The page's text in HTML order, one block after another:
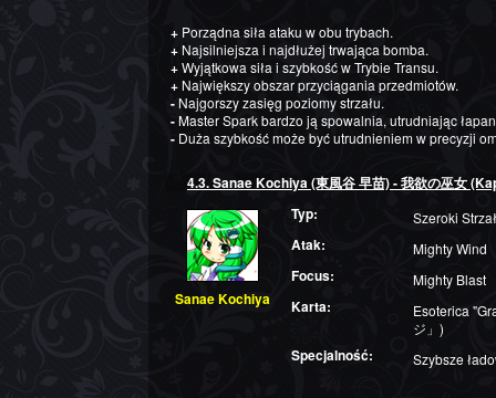
+ Porządna siła ataku w obu trybach.
+ Najsilniejsza i najdłużej trwająca bomba.
+Wyjątkowa siła i szybkość w Trybie Transu.
+ Największy obszar przyciągania przedmiotów.
-Najgorszy zasięg poziomy strzału.
-Master Spark bardzo ją spowalnia, utrudniając
- Duża szybkość może być utrudnieniem w precyzji
4.3. Sanae Kochiya (東風谷 早苗) - 我欲の巫女
Sanae Kochiya
Typ: Szeroki Strzał
Atak: Mighty Wind
Focus: Mighty Blast
Karta:
Esoterica
ジ」)
Specjalność: Szybsze